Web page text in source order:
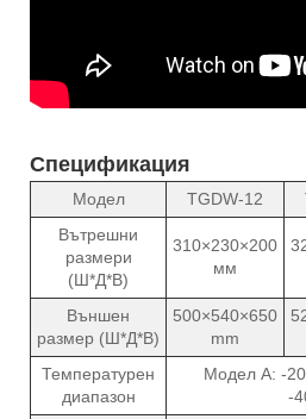
Спецификация
Модел TGDW-12
Вътрешни
размери
(Ш*Д*В)
310×230×200
мм
Външен
размер (Ш*Д*В)
500×540×650
mm
Температурен
диапазон
Модел A: -
-